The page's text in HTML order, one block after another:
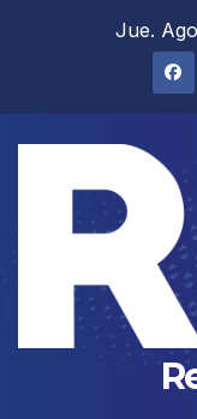
Jue.